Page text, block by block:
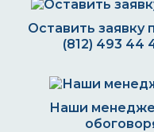
Оставить заявку
(812) 493 44
Наши